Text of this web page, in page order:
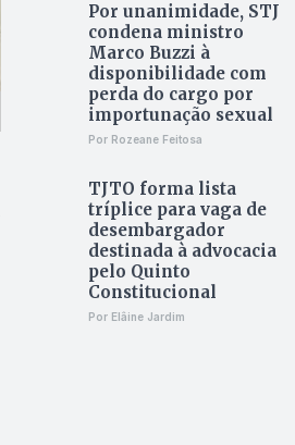
Por unanimidade, STJ
condena ministro
Marco Buzzi à
disponibilidade com
perda do cargo por
importunação sexual
Por Rozeane Feitosa
TJTO forma lista
tríplice para vaga de
desembargador
destinada à advocacia
pelo Quinto
Constitucional
Por Elâine Jardim